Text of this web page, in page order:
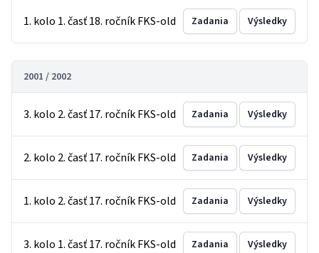
1. kolo 1. časť 18. ročník FKS-old Zadania Výsledky
2001 / 2002
3. kolo 2. časť 17. ročník FKS-old Zadania Výsledky
2. kolo 2. časť 17. ročník FKS-old Zadania Výsledky
1. kolo 2. časť 17. ročník FKS-old Zadania Výsledky
3. kolo 1. časť 17. ročník FKS-old Zadania Výsledky